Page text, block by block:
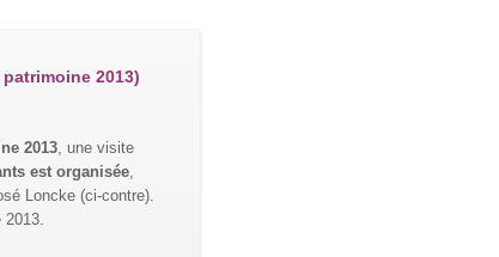
2013)
2013, une visite
est organisée,
Loncke (ci-contre).
2013.